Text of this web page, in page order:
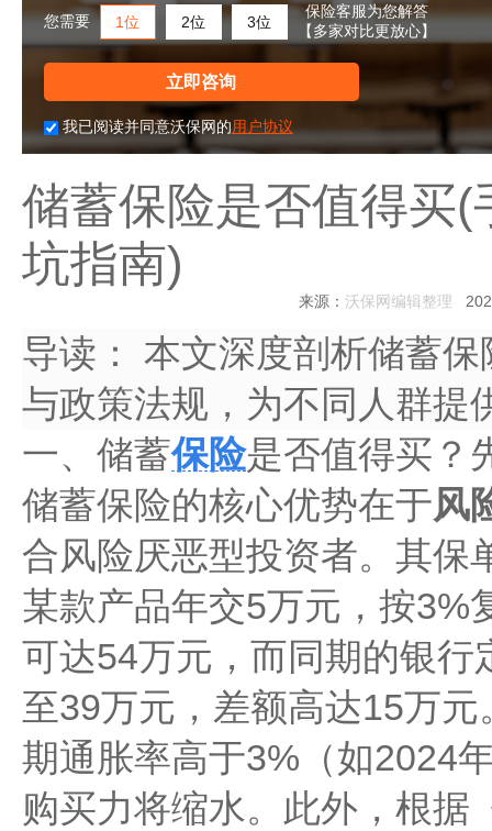
您需要 1位 2位 3位
保险客服为您解答
【多家对比更放心】
立即咨询
我已阅读并同意沃保网的用户协议
储蓄保险是否值得买
坑指南)
来源： 沃保网编辑整理
导读：
本文深度剖析储蓄
与政策法规，为不同人群提
一、储蓄保险是否值得买？
储蓄保险的核心优势在于风
合风险厌恶型投资者。其保
某款产品年交5万元，按3%
可达54万元，而同期的银
至39万元，差额高达15万
期通胀率高于3%（如2024
购买力将缩水。此外，根据